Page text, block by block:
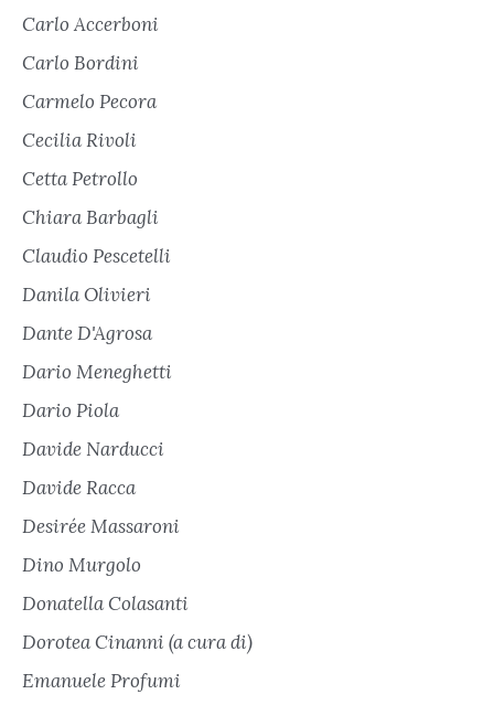
Carlo Accerboni
Carlo Bordini
Carmelo Pecora
Cecilia Rivoli
Cetta Petrollo
Chiara Barbagli
Claudio Pescetelli
Danila Olivieri
Dante D'Agrosa
Dario Meneghetti
Dario Piola
Davide Narducci
Davide Racca
Desirée Massaroni
Dino Murgolo
Donatella Colasanti
Dorotea Cinanni (a cura di)
Emanuele Profumi